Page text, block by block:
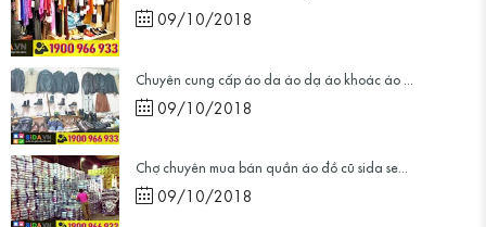
09/10/2018
Chuyên cung cấp áo da áo dạ áo khoác áo ...
09/10/2018
Chợ chuyên mua bán quần áo đồ cũ sida se...
09/10/2018